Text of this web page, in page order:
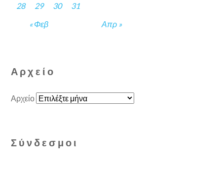
« Φεβ Απρ »
28
29 30 31
Αρχείο
Αρχείο
Σύνδεσμοι